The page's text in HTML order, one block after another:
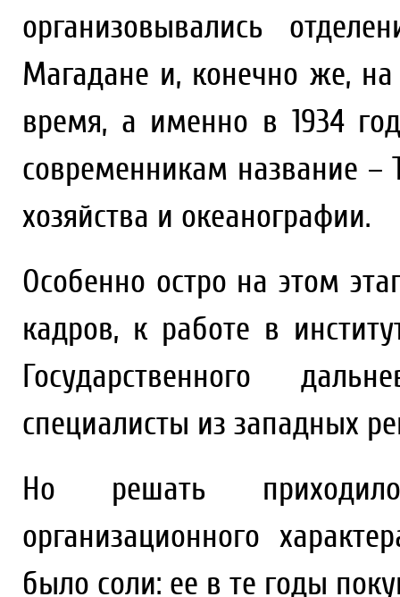
организовывались
Магадане и, конечно же,
время, а именно в 1934
современникам название –
хозяйства и океанографии.
Особенно остро на этом
кадров, к работе в
Государственного
специалисты из западных
Но решать
организационного
было соли: ее в те годы